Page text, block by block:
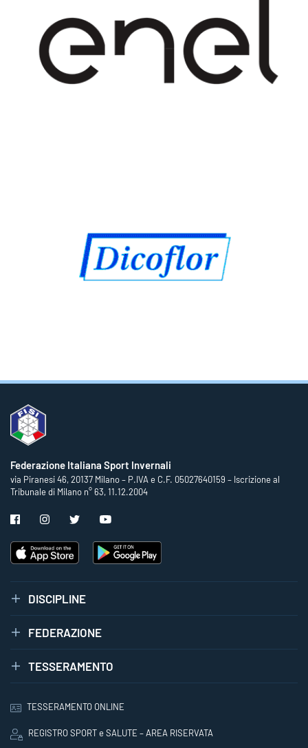
Federazione Italiana Sport Invernali
via Piranesi 46, 20137 Milano – P.IVA e C.F. 05027640159 – Iscrizione al
Tribunale di Milano n° 63, 11.12.2004
DISCIPLINE
FEDERAZIONE
TESSERAMENTO
TESSERAMENTO ONLINE
REGISTRO SPORT e SALUTE – AREA RISERVATA